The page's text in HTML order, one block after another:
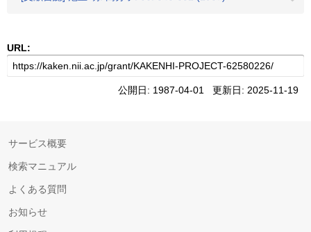
URL:
公開日: 1987-04-01 更新日: 2025-11-19
サービス概要
検索マニュアル
よくある質問
お知らせ